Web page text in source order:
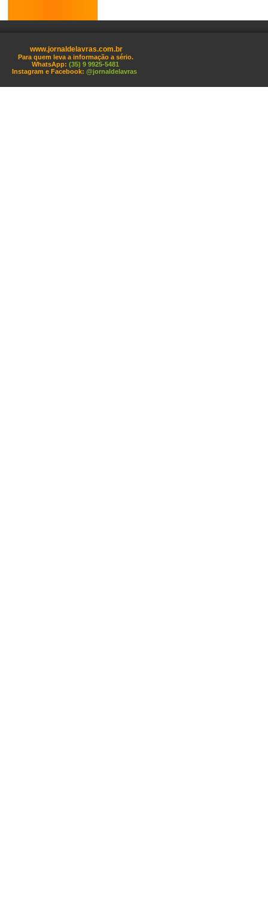
www.jornaldelavras.com.br
Para quem leva a informação a sério.
WhatsApp: (35) 9 9925-5481
Instagram e Facebook: @jornaldelavras